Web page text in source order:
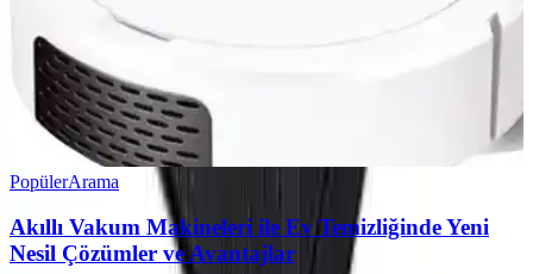
PopülerArama
Akıllı Vakum Makineleri ile Ev Temizliğinde Yeni
Nesil Çözümler ve Avantajlar